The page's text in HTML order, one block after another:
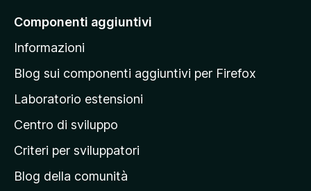
a
l
a
a
g
i
a
Componenti aggiuntivi
Informazioni
Blog sui componenti aggiuntivi per Firefox
Laboratorio estensioni
Centro di sviluppo
Criteri per sviluppatori
Blog della comunità